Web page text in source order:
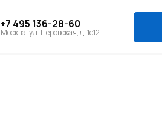
+7 495 136-28-60
Москва, ул. Перовская, д. 1с12